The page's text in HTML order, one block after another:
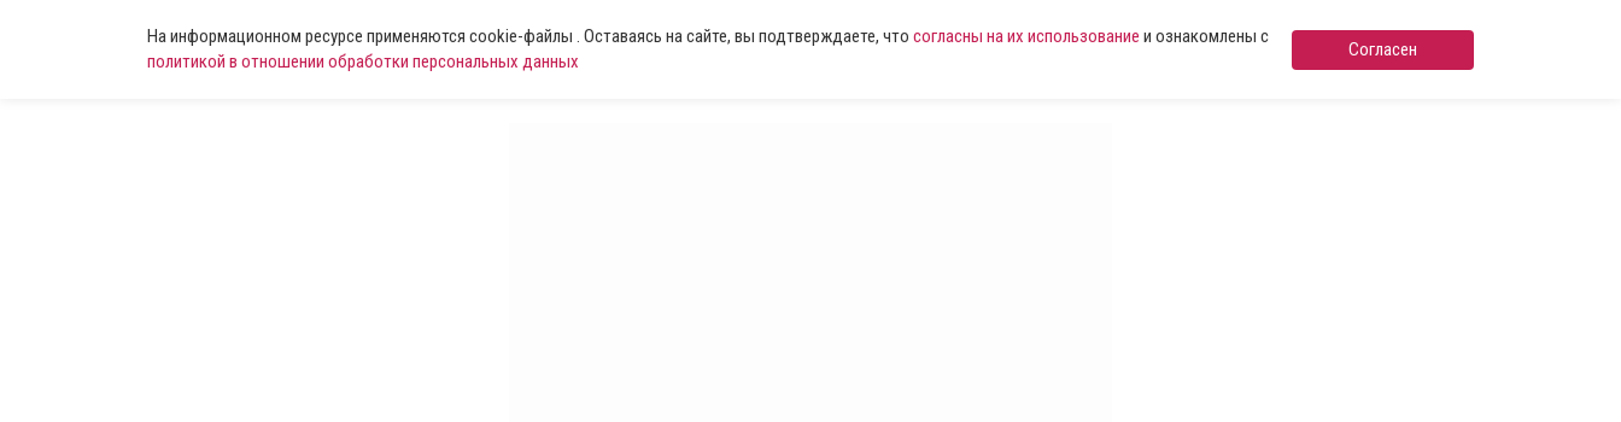
На информационном ресурсе применяются cookie-файлы . Оставаясь на сайте, вы подтверждаете, что согласны на их использование и ознакомлены с
политикой в отношении обработки персональных данных
Согласен